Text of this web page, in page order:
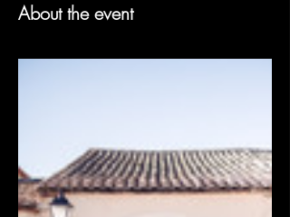
About the event